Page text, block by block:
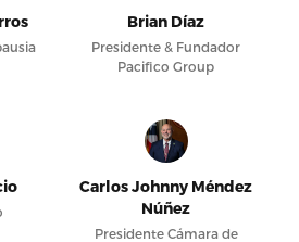
Brian Díaz
Presidente & Fundador
Pacifico Group
Carlos Johnny Méndez
Núñez
Presidente Cámara de